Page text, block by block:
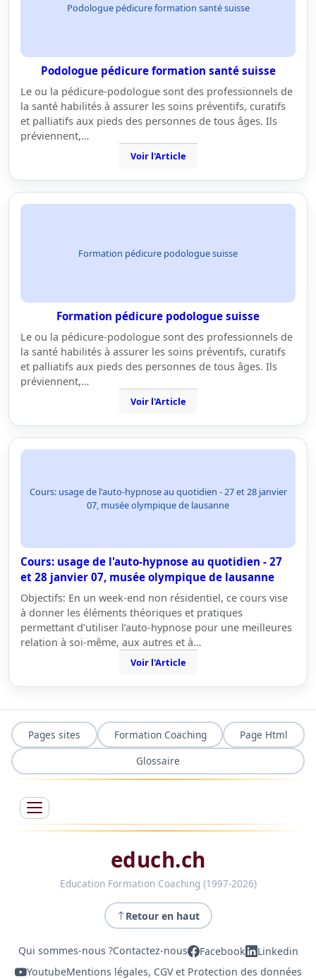
Podologue pédicure formation santé suisse
Podologue pédicure formation santé suisse
Le ou la pédicure-podologue sont des professionnels de
la santé habilités à assurer les soins préventifs, curatifs
et palliatifs aux pieds des personnes de tous âges. Ils
préviennent,…
Voir l'Article
Formation pédicure podologue suisse
Formation pédicure podologue suisse
Le ou la pédicure-podologue sont des professionnels de
la santé habilités à assurer les soins préventifs, curatifs
et palliatifs aux pieds des personnes de tous âges. Ils
préviennent,…
Voir l'Article
Cours: usage de l'auto-hypnose au quotidien - 27 et 28 janvier
07, musée olympique de lausanne
Cours: usage de l'auto-hypnose au quotidien - 27
et 28 janvier 07, musée olympique de lausanne
Objectifs: En un week-end non résidentiel, ce cours vise
à donner les éléments théoriques et pratiques
permettant d’utiliser l’auto-hypnose pour une meilleures
relation à soi-même, aux autres et à…
Voir l'Article
Pages sites Formation Coaching
Page Html
Glossaire
educh.ch
Education Formation Coaching (1997-2026)
Retour en haut
Qui sommes-nous ?Contactez-nous Facebook
Linkedin
YoutubeMentions légales, CGV et Protection des données